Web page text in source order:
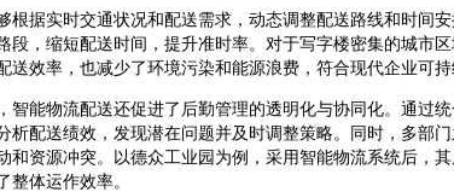
根据实时交通状况和配送需求，动态调整配送路线和时间安
段，缩短配送时间，提升准时率。对于写字楼密集的城市
送效率，也减少了环境污染和能源浪费，符合现代企业可持
智能物流配送还促进了后勤管理的透明化与协同化。通过
析配送绩效，发现潜在问题并及时调整策略。同时，多部
和资源冲突。以德众工业园为例，采用智能物流系统后，
整体运作效率。